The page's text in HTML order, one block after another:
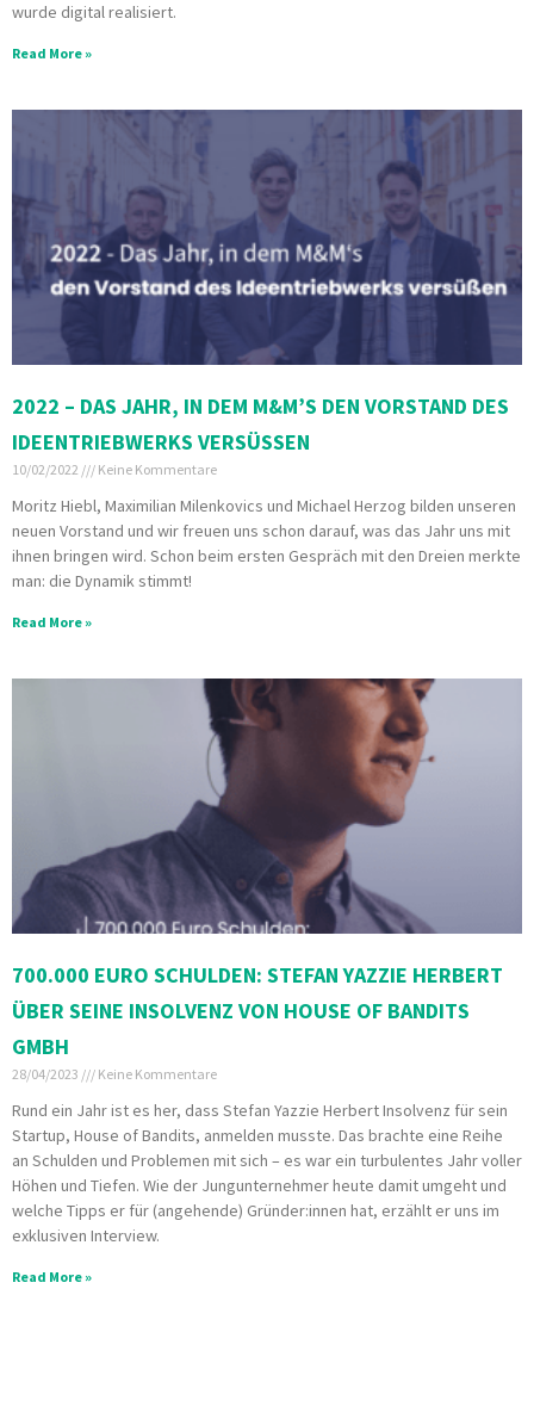
wurde digital realisiert.
Read More »
2022 – DAS JAHR, IN DEM M&M’S DEN VORSTAND DES
IDEENTRIEBWERKS VERSÜSSEN
10/02/2022 Keine Kommentare
Moritz Hiebl, Maximilian Milenkovics und Michael Herzog bilden unseren
neuen Vorstand und wir freuen uns schon darauf, was das Jahr uns mit
ihnen bringen wird. Schon beim ersten Gespräch mit den Dreien merkte
man: die Dynamik stimmt!
Read More »
700.000 EURO SCHULDEN: STEFAN YAZZIE HERBERT
ÜBER SEINE INSOLVENZ VON HOUSE OF BANDITS
GMBH
28/04/2023 Keine Kommentare
Rund ein Jahr ist es her, dass Stefan Yazzie Herbert Insolvenz für sein
Startup, House of Bandits, anmelden musste. Das brachte eine Reihe
an Schulden und Problemen mit sich – es war ein turbulentes Jahr voller
Höhen und Tiefen. Wie der Jungunternehmer heute damit umgeht und
welche Tipps er für (angehende) Gründer:innen hat, erzählt er uns im
exklusiven Interview.
Read More »